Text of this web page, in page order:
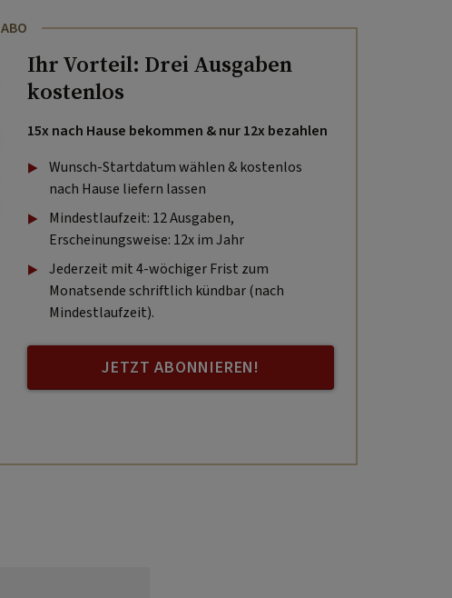
ABO
Ihr Vorteil: Drei Ausgaben
kostenlos
15x nach Hause bekommen & nur 12x bezahlen
Wunsch-Startdatum wählen & kostenlos
nach Hause liefern lassen
Mindestlaufzeit: 12 Ausgaben,
Erscheinungsweise: 12x im Jahr
Jederzeit mit 4-wöchiger Frist zum
Monatsende schriftlich kündbar (nach
Mindestlaufzeit).
JETZT ABONNIEREN!